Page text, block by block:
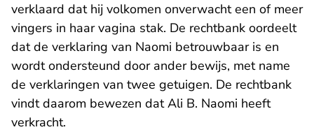
verklaard dat hij volkomen onverwacht een of meer
vingers in haar vagina stak. De rechtbank oordeelt
dat de verklaring van Naomi betrouwbaar is en
wordt ondersteund door ander bewijs, met name
de verklaringen van twee getuigen. De rechtbank
vindt daarom bewezen dat Ali B. Naomi heeft
verkracht.